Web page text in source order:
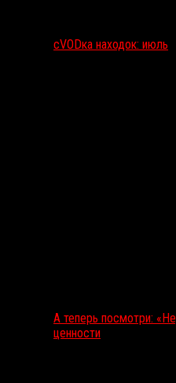
сVODка находок: июль
А теперь посмотри:
ценности